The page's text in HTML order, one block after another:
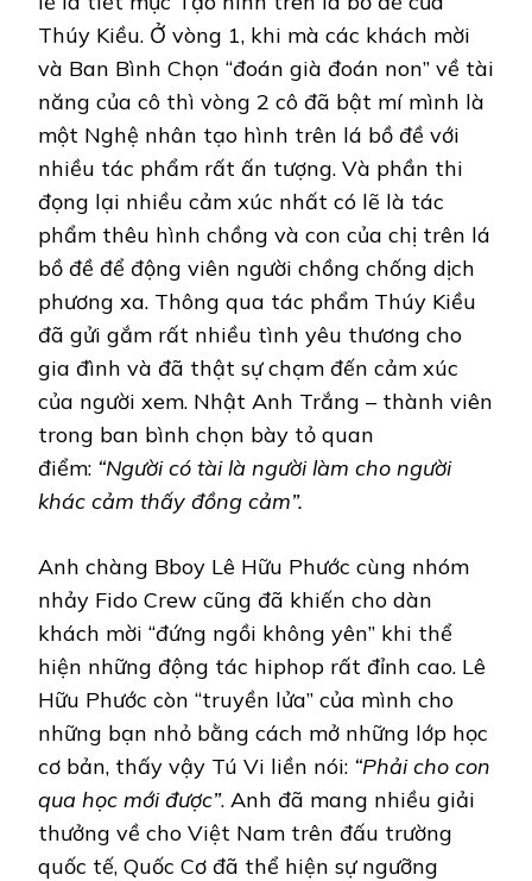
Thúy Kiều. Ở vòng 1, khi mà các khách mời
và Ban Bình Chọn “đoán già đoán non” về tài
năng của cô thì vòng 2 cô đã bật mí mình là
một Nghệ nhân tạo hình trên lá bồ đề với
nhiều tác phẩm rất ấn tượng. Và phần thi
đọng lại nhiều cảm xúc nhất có lẽ là tác
phẩm thêu hình chồng và con của chị trên lá
bồ đề để động viên người chồng chống dịch
phương xa. Thông qua tác phẩm Thúy Kiều
đã gửi gắm rất nhiều tình yêu thương cho
gia đình và đã thật sự chạm đến cảm xúc
của người xem. Nhật Anh Trắng – thành viên
trong ban bình chọn bày tỏ quan
điểm: “Người có tài là người làm cho người
khác cảm thấy đồng cảm”.
Anh chàng Bboy Lê Hữu Phước cùng nhóm
nhảy Fido Crew cũng đã khiến cho dàn
khách mời “đứng ngồi không yên” khi thể
hiện những động tác hiphop rất đỉnh cao. Lê
Hữu Phước còn “truyền lửa” của mình cho
những bạn nhỏ bằng cách mở những lớp học
cơ bản, thấy vậy Tú Vi liền nói: “Phải cho con
qua học mới được”. Anh đã mang nhiều giải
thưởng về cho Việt Nam trên đấu trường
quốc tế, Quốc Cơ đã thể hiện sự ngưỡng